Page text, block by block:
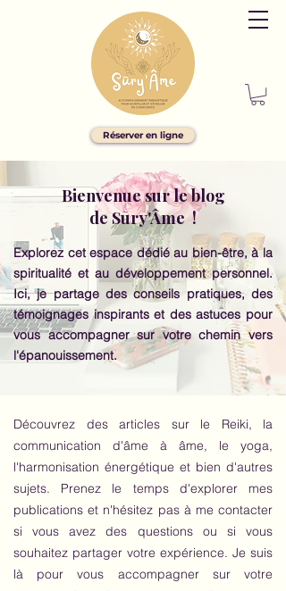
Réserver en ligne
Bienvenue sur le blog
de Sūry'Âme !
Explorez cet espace dédié au bien-être, à la
spiritualité et au développement personnel.
Ici, je partage des conseils pratiques, des
témoignages inspirants et des astuces pour
vous accompagner sur votre chemin vers
l'épanouissement.
Découvrez des articles sur le Reiki, la
communication d'âme à âme, le yoga,
l'harmonisation énergétique et bien d'autres
sujets. Prenez le temps d'explorer mes
publications et n'hésitez pas à me contacter
si vous avez des questions ou si vous
souhaitez partager votre expérience. Je suis
là pour vous accompagner sur votre